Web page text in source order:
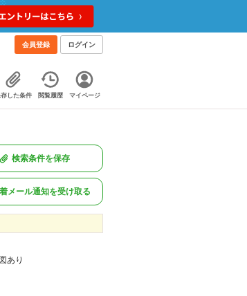
会員登録 ログイン
した条件 閲覧履歴 マイページ
検索条件を保存
メール通知を受け取る
図あり